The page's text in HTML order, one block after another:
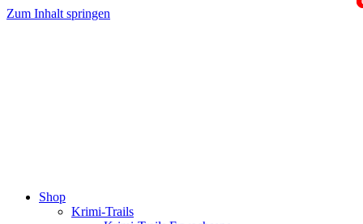
Zum Inhalt springen
Shop
Krimi-Trails